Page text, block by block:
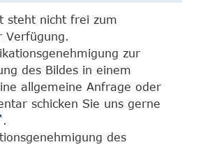
steht nicht frei zum
Verfügung.
zur
des Bildes in einem
allgemeine Anfrage oder
schicken Sie uns gerne
.
des